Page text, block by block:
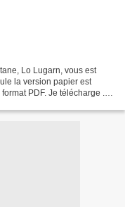
Lo Lugarn, vous est
la version papier est
PDF. Je télécharge .